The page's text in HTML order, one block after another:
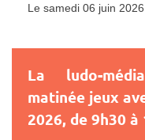
Le samedi 06 juin
La ludo-
matinée jeux
2026, de 9h30